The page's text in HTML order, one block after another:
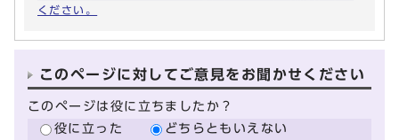
ください。
このページに対してご意見をお聞かせください
このページは役に立ちましたか？
役に立った
どちらともいえない